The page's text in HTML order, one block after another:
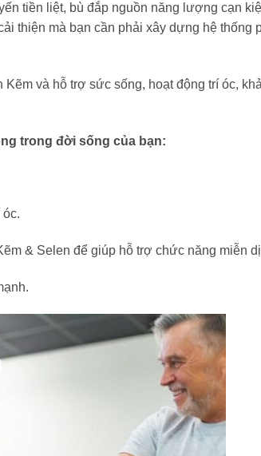
tiền liệt, bù đắp nguồn năng lượng cạn
thiện mà bạn cần phải xây dựng hệ
và hỗ trợ sức sống, hoạt động trí óc,
trong đời sống của bạn:
& Selen để giúp hỗ trợ chức năng miễn